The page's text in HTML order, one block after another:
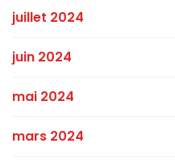
juillet 2024
juin 2024
mai 2024
mars 2024